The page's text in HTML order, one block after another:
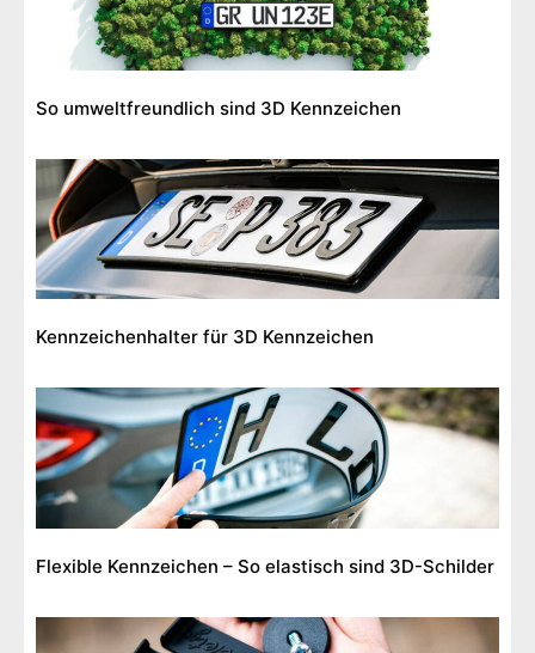
So umweltfreundlich sind 3D Kennzeichen
Kennzeichenhalter für 3D Kennzeichen
Flexible Kennzeichen – So elastisch sind 3D-Schilder